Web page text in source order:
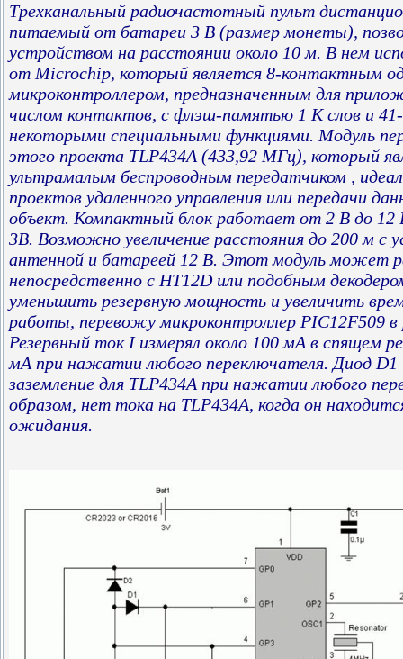
Трехканальный радиочастотный пульт
питаемый от батареи 3 В (размер монеты),
устройством на расстоянии около 10 м. В нем
от Microchip, который является 8-контактным
микроконтроллером, предназначенным для
числом контактов, с флэш-памятью 1 К слов и
некоторыми специальными функциями. Модуль
этого проекта TLP434A (433,92 МГц), который
ультрамалым беспроводным передатчиком ,
проектов удаленного управления или передачи
объект. Компактный блок работает от 2 В до 12
3В. Возможно увеличение расстояния до 200 м с
антенной и батареей 12 В. Этот модуль может
непосредственно с HT12D или подобным
уменьшить резервную мощность и увеличить
работы, перевожу микроконтроллер PIC12F509
Резервный ток I измерял около 100 мА в спящем
мА при нажатии любого переключателя. Диод D1
заземление для TLP434A при нажатии любого
образом, нет тока на TLP434A, когда он
ожидания.